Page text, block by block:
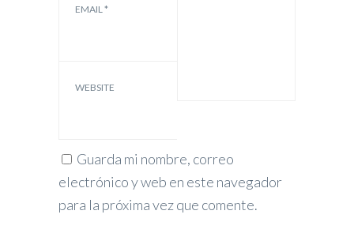
EMAIL*
WEBSITE
Guarda mi nombre, correo
electrónico y web en este navegador
para la próxima vez que comente.